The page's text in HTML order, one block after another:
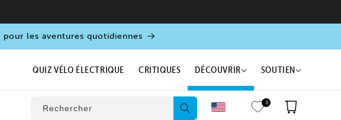
les aventures quotidiennes
Rechercher
0 Panier
QUIZ VÉLO ÉLECTRIQUE CRITIQUES DÉCOUVRIR SOUTIEN